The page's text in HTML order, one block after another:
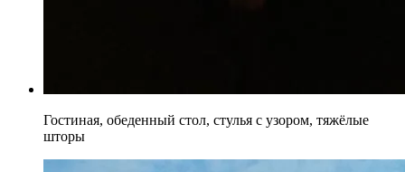
Гостиная, обеденный стол, стулья с узором, тяжёлые
шторы